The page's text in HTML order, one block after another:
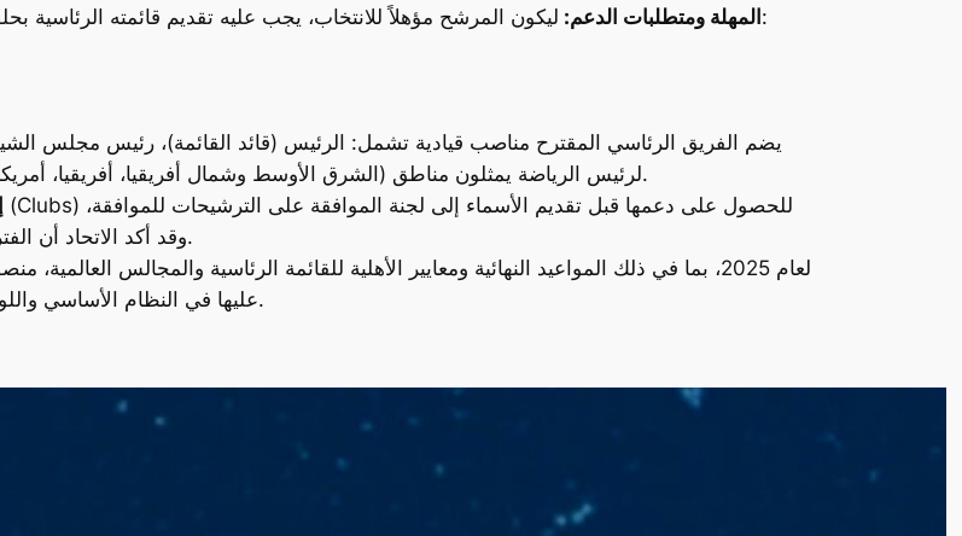
المهلة ومتطلبات الدعم: ليكون المرشح مؤهلاً للانتخاب، يجب عليه تقديم قائمته الرئاسية بحلول 24 أكتوبر 2025، وأن يحظى بدعم ما لا يقل عن:
لرئيس الرياضة يمثلون مناطق (الشرق الأوسط وشمال أفريقيا، أفريقيا، أمريكا الشمالية، أمريكا الجنوبية، آسيا والمحيط الهادئ، وأوروبا).
وقد أكد الاتحاد أن الفترة الزمنية المتاحة لتشكيل القائمة تظل كما هي دون تغيير.
عليها في النظام الأساسي واللوائح الداخلية للاتحاد الدولي للسيارات وهي متاحة للجمهور.